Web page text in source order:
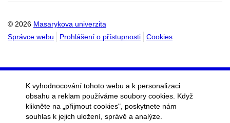
© 2026 Masarykova univerzita
Správce webu
Prohlášení o přístupnosti Cookies
K vyhodnocování tohoto webu a k personalizaci
obsahu a reklam používáme soubory cookies. Když
klikněte na „přijmout cookies", poskytnete nám
souhlas k jejich uložení, správě a analýze.